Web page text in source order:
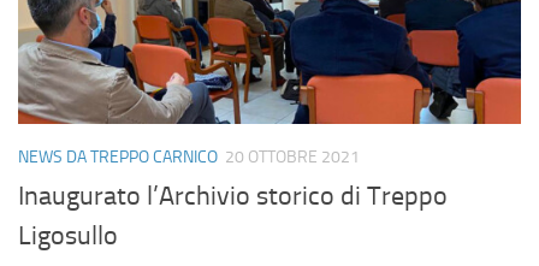
NEWS DA TREPPO CARNICO 20 OTTOBRE 2021
Inaugurato l’Archivio storico di Treppo
Ligosullo